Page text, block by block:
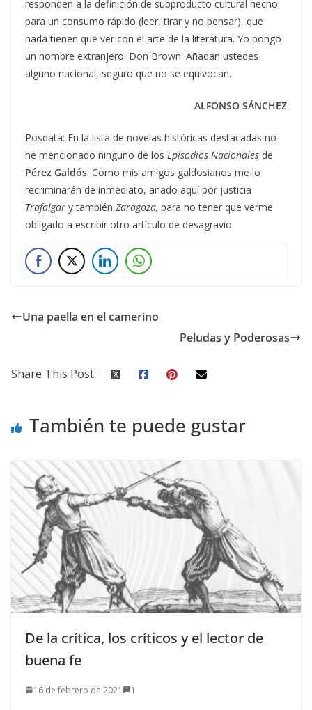
responden a la definición de subproducto cultural hecho
para un consumo rápido (leer, tirar y no pensar), que
nada tienen que ver con el arte de la literatura. Yo pongo
un nombre extranjero: Don Brown. Añadan ustedes
alguno nacional, seguro que no se equivocan.
ALFONSO SÁNCHEZ
Posdata: En la lista de novelas históricas destacadas no
he mencionado ninguno de los Episodios Nacionales de
Pérez Galdós. Como mis amigos galdosianos me lo
recriminarán de inmediato, añado aquí por justicia
Trafalgar y también Zaragoza, para no tener que verme
obligado a escribir otro artículo de desagravio.
Una paella en el camerino
Peludas y Poderosas
Share This Post:
También te puede gustar
De la crítica, los críticos y el lector de
buena fe
16 de febrero de 2021 1